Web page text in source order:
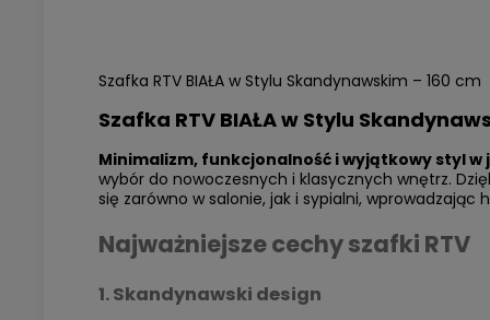
Szafka RTV BIAŁA w Stylu Skandynawskim – 160 cm
Szafka RTV BIAŁA w Stylu
Minimalizm, funkcjonalność i wyjątkowy styl w
wybór do nowoczesnych i klasycznych wnętrz.
się zarówno w salonie, jak i sypialni, wprowadzając
Najważniejsze cechy szafki RTV
1. Skandynawski design